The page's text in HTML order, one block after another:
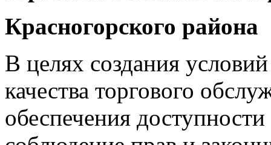
Красногорского района
В целях создания
качества торгового
обеспечения